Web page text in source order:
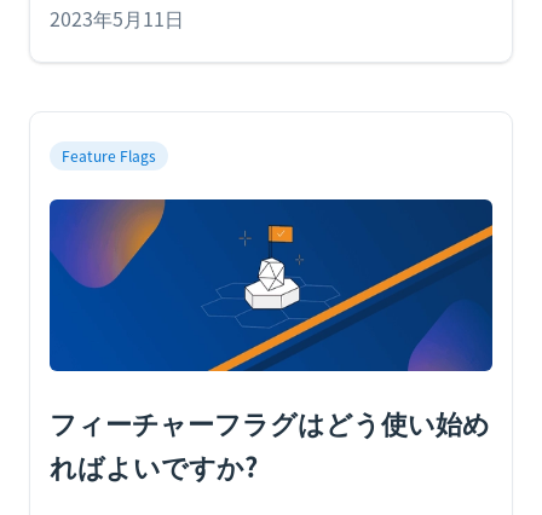
2023年5月11日
Feature Flags
フィーチャーフラグはどう使い始め
ればよいですか?